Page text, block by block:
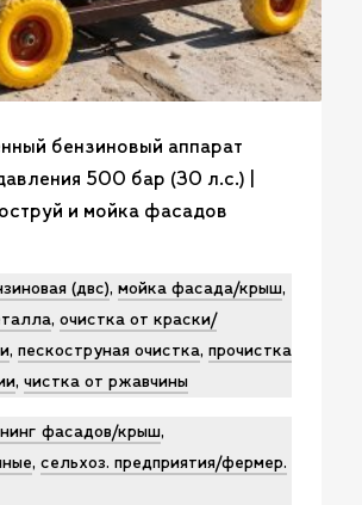
бензиновый аппарат
500 бар (30 л.с.) |
и мойка фасадов
(двс), мойка фасада/крыш,
, очистка от краски/
, пескоструная очистка, прочистка
, чистка от ржавчины
фасадов/крыш,
, сельхоз. предприятия/фермер.